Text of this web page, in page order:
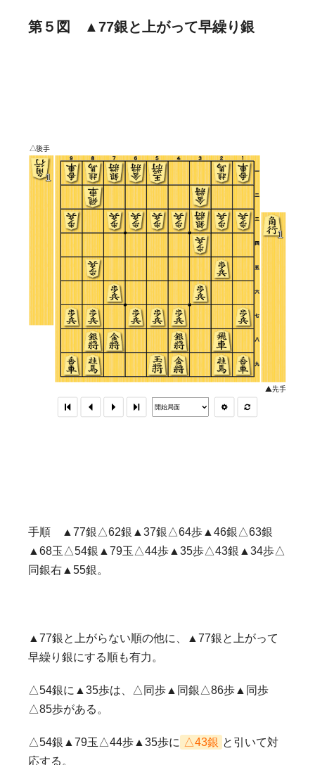
第５図 ▲77銀と上がって早繰り銀
手順 ▲77銀△62銀▲37銀△64歩▲46銀△63銀
▲68玉△54銀▲79玉△44歩▲35歩△43銀▲34歩△
同銀右▲55銀。
▲77銀と上がらない順の他に、▲77銀と上がって
早繰り銀にする順も有力。
△54銀に▲35歩は、△同歩▲同銀△86歩▲同歩
△85歩がある。
△54銀▲79玉△44歩▲35歩に △43銀 と引いて対
応する。